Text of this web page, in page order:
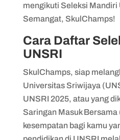
mengikuti Seleksi Mandiri
Semangat, SkulChamps!
Cara Daftar
UNSRI
SkulChamps, siap
Universitas Sriwijaya
UNSRI 2025, atau yang
Saringan Masuk
kesempatan bagi kamu